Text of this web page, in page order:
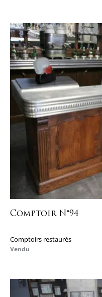
Comptoir N°94
Comptoirs restaurés
Vendu